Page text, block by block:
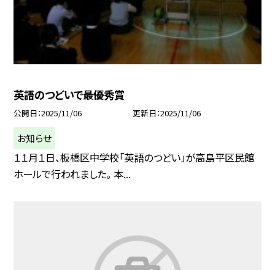
英語のつどいで最優秀賞
公開日 2025/11/06 更新日 2025/11/06
お知らせ
１１月１日、板橋区中学校「英語のつどい」が高島平区民館
ホールで行われました。 本...